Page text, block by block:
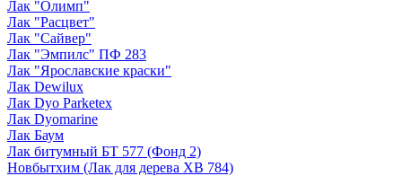
Лак "Олимп"
Лак "Расцвет"
Лак "Сайвер"
Лак "Эмпилс" ПФ 283
Лак "Ярославские краски"
Лак Dewilux
Лак Dyo Parketex
Лак Dyomarine
Лак Баум
Лак битумный БТ 577 (Фонд 2)
Новбытхим (Лак для дерева ХВ 784)